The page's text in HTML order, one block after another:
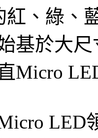
紅、綠、
基於大
Micro
LED